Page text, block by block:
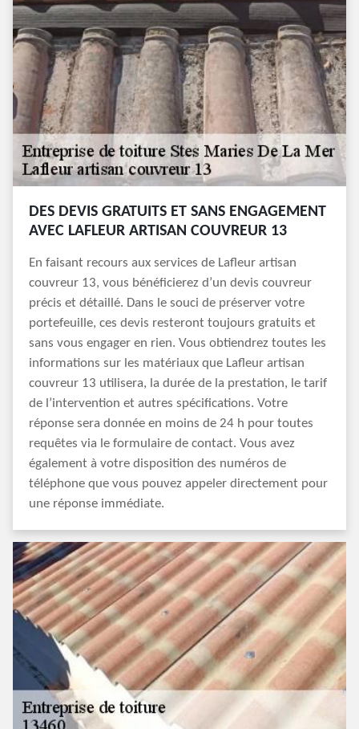
DES DEVIS GRATUITS ET SANS ENGAGEMENT
AVEC LAFLEUR ARTISAN COUVREUR 13
En faisant recours aux services de Lafleur artisan
couvreur 13, vous bénéficierez d’un devis couvreur
précis et détaillé. Dans le souci de préserver votre
portefeuille, ces devis resteront toujours gratuits et
sans vous engager en rien. Vous obtiendrez toutes les
informations sur les matériaux que Lafleur artisan
couvreur 13 utilisera, la durée de la prestation, le tarif
de l’intervention et autres spécifications. Votre
réponse sera donnée en moins de 24 h pour toutes
requêtes via le formulaire de contact. Vous avez
également à votre disposition des numéros de
téléphone que vous pouvez appeler directement pour
une réponse immédiate.